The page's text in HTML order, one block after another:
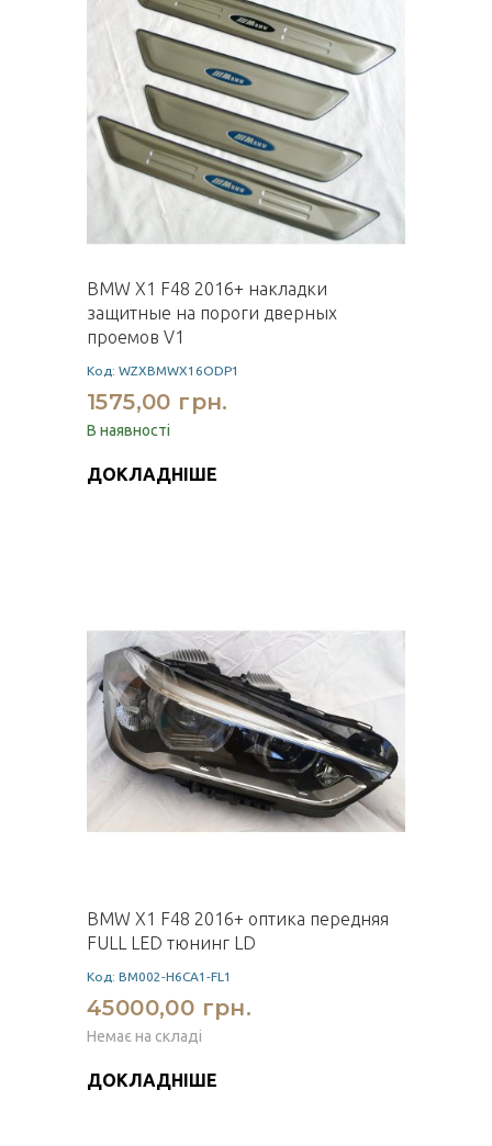
BMW X1 F48 2016+ накладки
защитные на пороги дверных
проемов V1
Код: WZXBMWX16ODP1
1575,00 грн.
В наявності
ДОКЛАДНІШЕ
BMW X1 F48 2016+ оптика передняя
FULL LED тюнинг LD
Код: BM002-H6CA1-FL1
45000,00 грн.
Немає на складі
ДОКЛАДНІШЕ